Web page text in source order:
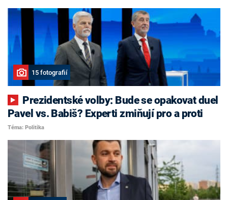
15 fotografií
Pavel vs. Babiš? Experti zmiňují pro a proti
Téma: Politika